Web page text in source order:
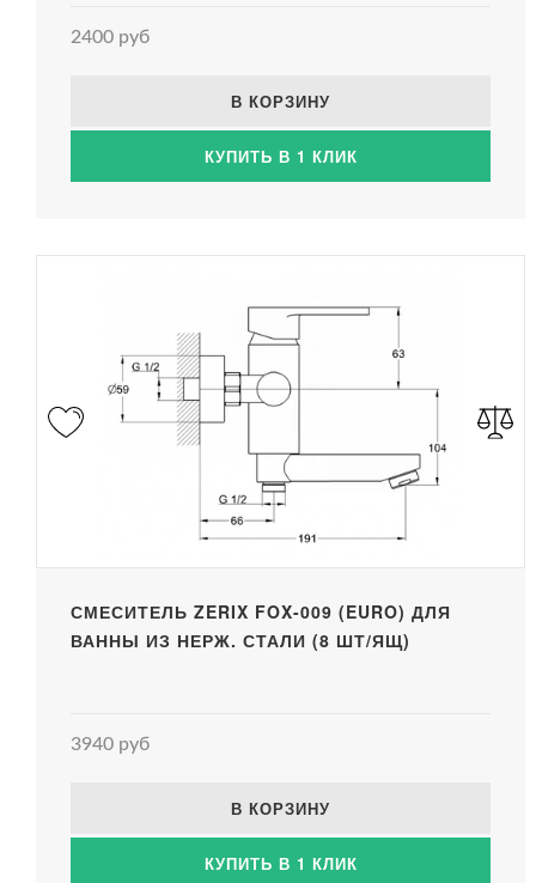
2400 руб
В КОРЗИНУ
КУПИТЬ В 1 КЛИК
СМЕСИТЕЛЬ ZERIX FOX-009 (EURO) ДЛЯ
ВАННЫ ИЗ НЕРЖ. СТАЛИ (8 ШТ/ЯЩ)
3940 руб
В КОРЗИНУ
КУПИТЬ В 1 КЛИК